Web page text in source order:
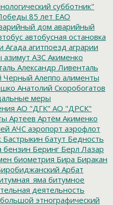
субботник"
85 лет ЕАО
дом аварийный
автобусная остановка
Агада агитпоезд аграрии
азимут АЗС Акименко
Александр Ливенталь
Черный Алеппо алименты
Анатолий Скоробогатов
меры
АО "ДГК" АО "ДРСК"
Артеев Артём Акименко
АЧС аэропорт аэрофлот
Бастрыкин батут Бедность
бензин Беринг Берл Лазар
биометрия Бира Биракан
Арбат
битумное
деятельность
большой этнографический